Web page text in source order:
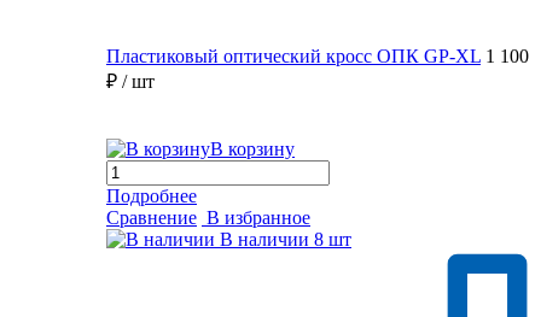
Пластиковый оптический кросс ОПК GP-XL 1 100
₽ / шт
В корзину
Подробнее
Сравнение В избранное
В наличии 8 шт